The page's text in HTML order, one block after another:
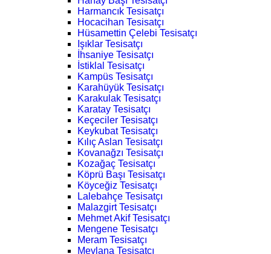
Harmancık Tesisatçı
Hocacihan Tesisatçı
Hüsamettin Çelebi Tesisatçı
Işıklar Tesisatçı
İhsaniye Tesisatçı
İstiklal Tesisatçı
Kampüs Tesisatçı
Karahüyük Tesisatçı
Karakulak Tesisatçı
Karatay Tesisatçı
Keçeciler Tesisatçı
Keykubat Tesisatçı
Kılıç Aslan Tesisatçı
Kovanağzı Tesisatçı
Kozağaç Tesisatçı
Köprü Başı Tesisatçı
Köyceğiz Tesisatçı
Lalebahçe Tesisatçı
Malazgirt Tesisatçı
Mehmet Akif Tesisatçı
Mengene Tesisatçı
Meram Tesisatçı
Mevlana Tesisatçı